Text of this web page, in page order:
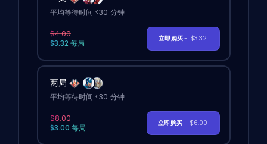
平均等待时间 <30 分钟
$4.00
$3.32 每局
立即购买- $3.32
两局
平均等待时间 <30 分钟
$8.00
$3.00 每局
立即购买- $6.00